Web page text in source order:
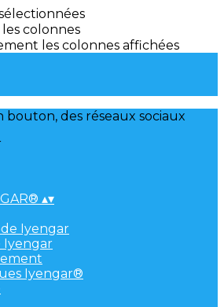
colonnes
les colonnes affichées
des réseaux sociaux
▴▾
Iyengar
Iyengar
Iyengar®